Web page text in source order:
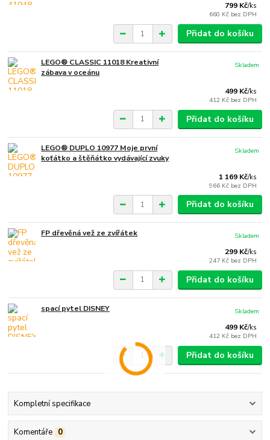
799 Kč/ks
660 Kč bez DPH
Přidat do košíku
LEGO® CLASSIC 11018 Kreativní
zábava v oceánu
499 Kč/ks
412 Kč bez DPH
Skladem
Přidat do košíku
LEGO® DUPLO 10977 Moje první
koťátko a štěňátko vydávající zvuky
1 169 Kč/ks
966 Kč bez DPH
Skladem
Přidat do košíku
FP dřevěná vež ze zvířátek
299 Kč/ks
247 Kč bez DPH
Skladem
Přidat do košíku
spací pytel DISNEY
499 Kč/ks
412 Kč bez DPH
Skladem
Přidat do košíku
Kompletní specifikace
Komentáře 0